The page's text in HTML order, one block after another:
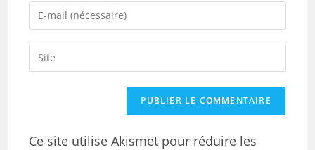
Ce site utilise Akismet pour réduire les